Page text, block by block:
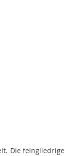
Die feingliedrige